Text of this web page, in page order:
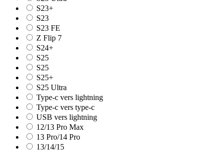
S23+
S23
S23 FE
Z Flip 7
S24+
S25
S25
S25+
S25 Ultra
Type-c vers lightning
Type-c vers type-c
USB vers lightning
12/13 Pro Max
13 Pro/14 Pro
13/14/15